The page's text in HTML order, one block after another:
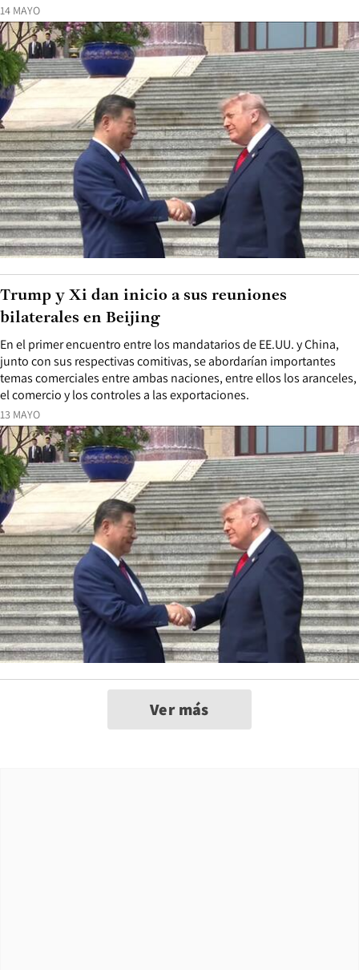
14 MAYO
13 MAYO
En el primer encuentro entre los mandatarios de EE.UU. y China,
junto con sus respectivas comitivas, se abordarían importantes
temas comerciales entre ambas naciones, entre ellos los aranceles,
el comercio y los controles a las exportaciones.
Trump y Xi dan inicio a sus reuniones
bilaterales en Beijing
Ver más